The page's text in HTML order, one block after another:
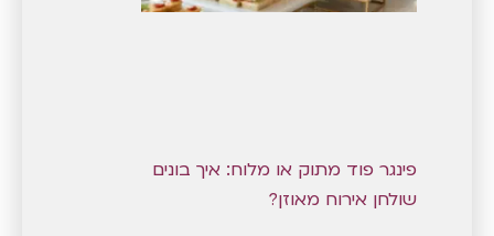
פינגר פוד מתוק או מלוח: איך בונים
שולחן אירוח מאוזן?